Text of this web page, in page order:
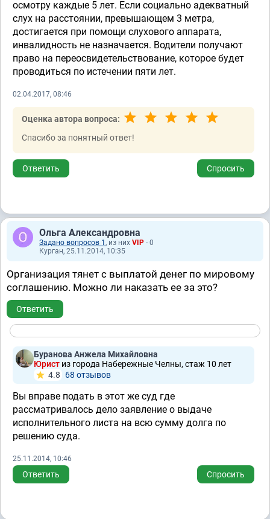
осмотру каждые 5 лет. Если социально адекватный
слух на расстоянии, превышающем 3 метра,
достигается при помощи слухового аппарата,
инвалидность не назначается. Водители получают
право на переосвидетельствование, которое будет
проводиться по истечении пяти лет.
02.04.2017, 08:46
Оценка автора вопроса:
Спасибо за понятный ответ!
Ответить Спросить
Ольга Александровна
Задано вопросов 1 , из них VIP - 0
Курган, 25.11.2014, 10:35
Организация тянет с выплатой денег по мировому
соглашению. Можно ли наказать ее за это?
Ответить
Буранова Анжела Михайловна
Юрист из города Набережные Челны, стаж 10 лет
4.8
68 отзывов
Вы вправе подать в этот же суд где
рассматривалось дело заявление о выдаче
исполнительного листа на всю сумму долга по
решению суда.
25.11.2014, 10:46
Ответить Спросить